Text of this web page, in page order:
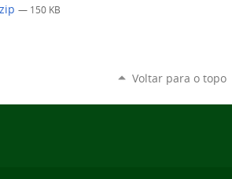
— 150 KB
Voltar para o topo